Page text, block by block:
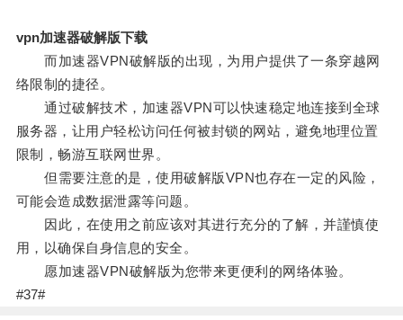
vpn加速器破解版下载
而加速器VPN破解版的出现，为用户提供了一条穿越网
络限制的捷径。
通过破解技术，加速器VPN可以快速稳定地连接到全球
服务器，让用户轻松访问任何被封锁的网站，避免地理位置
限制，畅游互联网世界。
但需要注意的是，使用破解版VPN也存在一定的风险，
可能会造成数据泄露等问题。
因此，在使用之前应该对其进行充分的了解，并謹慎使
用，以确保自身信息的安全。
愿加速器VPN破解版为您带来更便利的网络体验。
#37#